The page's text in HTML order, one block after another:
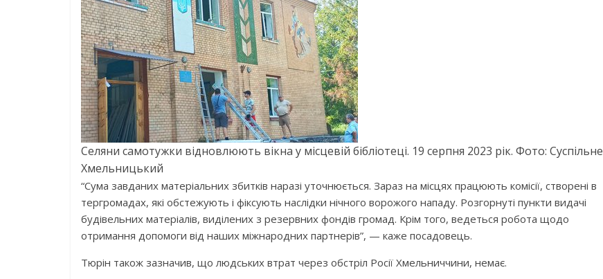
Селяни самотужки відновлюють вікна у місцевій бібліотеці. 19 серпня 2023 рік. Фото: Суспільне
Хмельницький
“Сума завданих матеріальних збитків наразі уточнюється. Зараз на місцях працюють комісії, створені в
тергромадах, які обстежують і фіксують наслідки нічного ворожого нападу. Розгорнуті пункти видачі
будівельних матеріалів, виділених з резервних фондів громад. Крім того, ведеться робота щодо
отримання допомоги від наших міжнародних партнерів”, — каже посадовець.
Тюрін також зазначив, що людських втрат через обстріл Росії Хмельниччини, немає.